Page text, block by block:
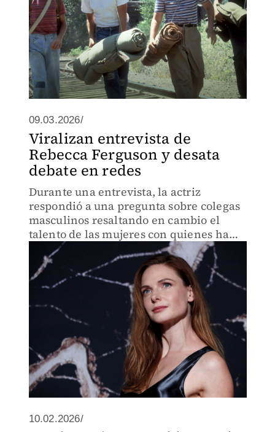
09.03.2026/
Viralizan entrevista de
Rebecca Ferguson y desata
debate en redes
Durante una entrevista, la actriz
respondió a una pregunta sobre colegas
masculinos resaltando en cambio el
talento de las mujeres con quienes ha
trabajado, lo que provocó debate en
redes sociales
10.02.2026/